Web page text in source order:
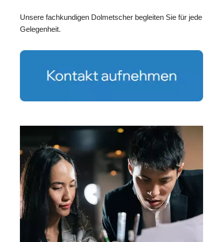
Unsere fachkundigen Dolmetscher begleiten Sie für jede
Gelegenheit.